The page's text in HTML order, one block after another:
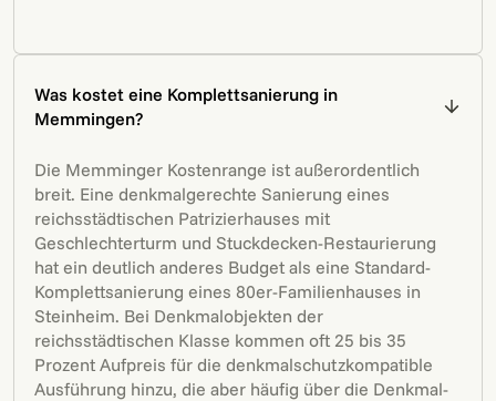
Was kostet eine Komplettsanierung in
Memmingen?
Die Memminger Kostenrange ist außerordentlich
breit. Eine denkmalgerechte Sanierung eines
reichsstädtischen Patrizierhauses mit
Geschlechterturm und Stuckdecken-Restaurierung
hat ein deutlich anderes Budget als eine Standard-
Komplettsanierung eines 80er-Familienhauses in
Steinheim. Bei Denkmalobjekten der
reichsstädtischen Klasse kommen oft 25 bis 35
Prozent Aufpreis für die denkmalschutzkompatible
Ausführung hinzu, die aber häufig über die Denkmal-